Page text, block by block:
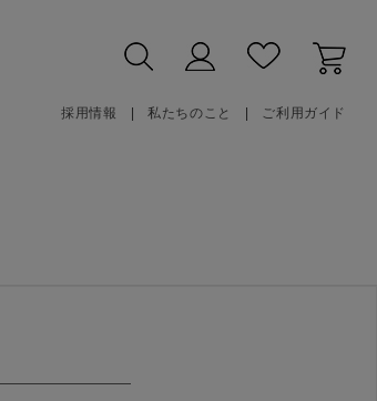
採用情報 私たちのこと ご利用ガイド